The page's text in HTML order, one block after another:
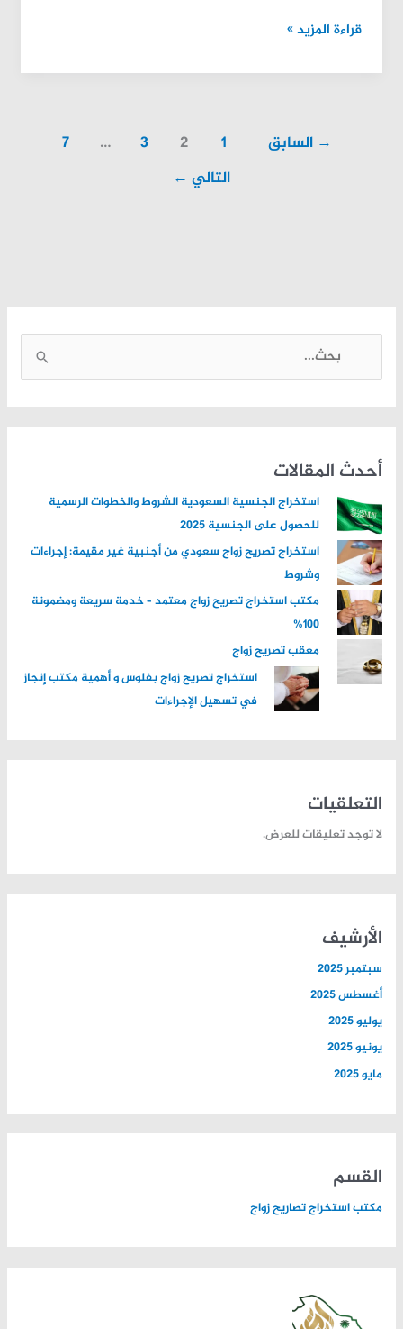
قراءة المزيد »
→ السابق 1
2
3
…
7
التالي ←
ل
ث
ن
:
أحدث المقالات
استخراج الجنسية السعودية الشروط والخطوات الرسمية
للحصول على الجنسية 2025
استخراج تصريح زواج سعودي من أجنبية غير مقيمة: إجراءات
وشروط
مكتب استخراج تصريح زواج معتمد – خدمة سريعة ومضمونة
100%
معقب تصريح زواج
استخراج تصريح زواج بفلوس و أهمية مكتب إنجاز
في تسهيل الإجراءات
التعلقيات
لا توجد تعليقات للعرض.
الأرشيف
سبتمبر 2025
أغسطس 2025
يوليو 2025
يونيو 2025
مايو 2025
القسم
مكتب استخراج تصاريح زواج